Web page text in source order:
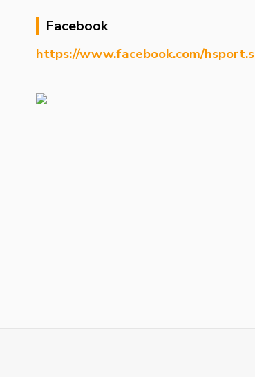
Facebook
https://www.facebook.com/